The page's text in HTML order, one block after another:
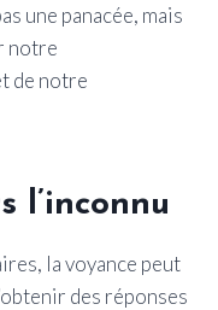
une panacée, mais
notre
de notre
l’inconnu
la voyance peut
des réponses